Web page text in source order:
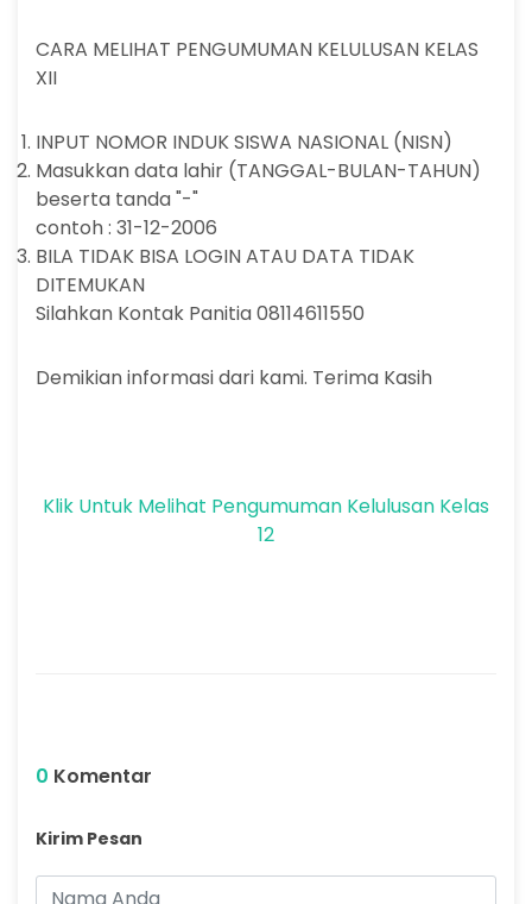
CARA MELIHAT PENGUMUMAN KELULUSAN KELAS
XII
INPUT NOMOR INDUK SISWA NASIONAL (NISN)
Masukkan data lahir (TANGGAL-BULAN-TAHUN)
beserta tanda "-"
contoh : 31-12-2006
BILA TIDAK BISA LOGIN ATAU DATA TIDAK
DITEMUKAN
Silahkan Kontak Panitia 08114611550
Demikian informasi dari kami. Terima Kasih
Klik Untuk Melihat Pengumuman Kelulusan Kelas
12
0 Komentar
Kirim Pesan